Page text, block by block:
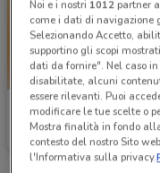
Tecnomat
Scade il 26/08
Noi e i nostri 1012partner
come i dati di navigazione
Selezionando Accetto,
supportino gli scopi
dati da fornire". Nel caso
disabilitate, alcuni
essere rilevanti. Puoi
modificare le tue scelte o
Mostra finalità in fondo
contesto del nostro Sito
l'Informativa sulla privacy.